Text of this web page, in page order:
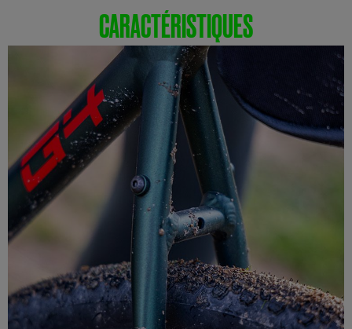
CARACTÉRISTIQUES